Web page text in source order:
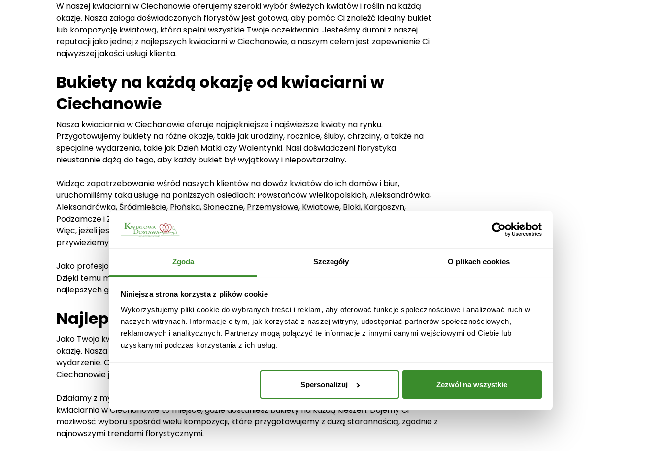
Zgoda Szczegóły O plikach cookies
Niniejsza strona korzysta z plików cookie
Wykorzystujemy pliki cookie do wybranych treści i reklam, aby oferować funkcje społecznościowe i analizować ruch w
naszych witrynach. Informacje o tym, jak korzystać z naszej witryny, udostępniać partnerów społecznościowych,
reklamowych i analitycznych. Partnerzy mogą połączyć te informacje z innymi danymi wejściowymi od Ciebie lub
uzyskanymi podczas korzystania z ich usług.
Spersonalizuj Zezwól na wszystkie
W naszej kwiaciarni w Ciechanowie oferujemy szeroki wybór świeżych kwiatów i roślin na każdą
okazję. Nasza załoga doświadczonych florystów jest gotowa, aby pomóc Ci znaleźć idealny bukiet
lub kompozycję kwiatową, która spełni wszystkie Twoje oczekiwania. Jesteśmy dumni z naszej
reputacji jako jednej z najlepszych kwiaciarni w Ciechanowie, a naszym celem jest zapewnienie Ci
najwyższej jakości usługi klienta.
Bukiety na każdą okazję od kwiaciarni w
Ciechanowie
Nasza kwiaciarnia w Ciechanowie oferuje najpiękniejsze i najświeższe kwiaty na rynku.
Przygotowujemy bukiety na różne okazje, takie jak urodziny, rocznice, śluby, chrzciny, a także na
specjalne wydarzenia, takie jak Dzień Matki czy Walentynki. Nasi doświadczeni florystyka
nieustannie dążą do tego, aby każdy bukiet był wyjątkowy i niepowtarzalny.
Widząc zapotrzebowanie wśród naszych klientów na dowóz kwiatów do ich domów i biur,
uruchomiliśmy taka usługę na poniższych osiedlach: Powstańców Wielkopolskich, Aleksandrówka,
Aleksandrówka, Śródmieście, Płońska, Słoneczne, Przemysłowe, Kwiatowe, Bloki, Kargoszyn,
Podzamcze i Zachód.
Więc, jeżeli jesteś w naszym zasięgu to wystarczy złożyć zamówienie przez naszą stronę. Wtedy my
przywieziemy bukiet świeżych i pachnących kwiatów pod wskazany przez Ciebie adres.
Jako profesjonalna kwiaciarnia, zawsze stawiamy na najwyższą jakość naszych produktów i usług.
Dzięki temu możesz mieć pewność, że stworzone przez nas bukiety będą wyłącznie ze świeżych i
najlepszych gatunkowo kwiatów.
Najlepsza kwiaciarnia w Ciechanowie
Jako Twoja kwiaciarnia w Ciechanowie, oferujemy obszerny wybór kwiatów i bukietów na każdą
okazję. Nasza oferta obejmuje świeże, elegancko układane bukiety, które mogą upiększyć każde
wydarzenie. Od urodzin, przez rocznice, po romantyczne niespodzianki, nasza kwiaciarnia w
Ciechanowie jest zawsze do Twojej dyspozycji.
Działamy z myślą o wszystkich, którzy chcą obdarować bliskie osoby pięknymi kwiatami. Nasza
kwiaciarnia w Ciechanowie to miejsce, gdzie dostaniesz bukiety na każdą kieszeń. Dajemy Ci
możliwość wyboru spośród wielu kompozycji, które przygotowujemy z dużą starannością, zgodnie z
najnowszymi trendami florystycznymi.